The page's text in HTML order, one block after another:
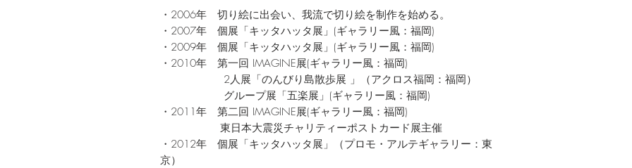
・2006年 切り絵に出会い、我流で切り絵を制作を始める。
・2007年 個展「キッタハッタ展」(ギャラリー風：福岡)
・2009年 個展「キッタハッタ展」(ギャラリー風：福岡)
・2010年 第一回 IMAGINE展(ギャラリー風：福岡)
2人展「のんびり島散歩展 」（アクロス福岡：福岡）
グループ展「五楽展」(ギャラリー風：福岡)
・2011年 第二回 IMAGINE展(ギャラリー風：福岡)
東日本大震災チャリティーポストカード展主催
・2012年 個展「キッタハッタ展」（プロモ・アルテギャラリー：東
京）